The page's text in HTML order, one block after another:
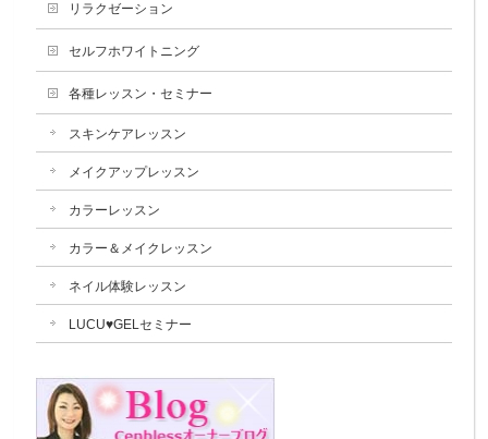
リラクゼーション
セルフホワイトニング
各種レッスン・セミナー
スキンケアレッスン
メイクアップレッスン
カラーレッスン
カラー＆メイクレッスン
ネイル体験レッスン
LUCU♥GELセミナー